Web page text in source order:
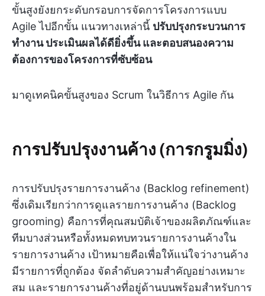
ขั้นสูงยังยกระดับกรอบการจัดการโครงการแบบ
Agile ไปอีกขั้น แนวทางเหล่านี้ ปรับปรุงกระบวนการ
ทำงาน ประเมินผลได้ดียิ่งขึ้น และตอบสนองความ
ต้องการของโครงการที่ซับซ้อน
มาดูเทคนิคขั้นสูงของ Scrum ในวิธีการ Agile กัน
การปรับปรุงงานค้าง (การกรูมมิ่ง)
การปรับปรุงรายการงานค้าง (Backlog refinement)
ซึ่งเดิมเรียกว่าการดูแลรายการงานค้าง (Backlog
grooming) คือการที่คุณสมบัติเจ้าของผลิตภัณฑ์และ
ทีมบางส่วนหรือทั้งหมดทบทวนรายการงานค้างใน
รายการงานค้าง เป้าหมายคือเพื่อให้แน่ใจว่างานค้าง
มีรายการที่ถูกต้อง จัดลำดับความสำคัญอย่างเหมาะ
สม และรายการงานค้างที่อยู่ด้านบนพร้อมสำหรับการ